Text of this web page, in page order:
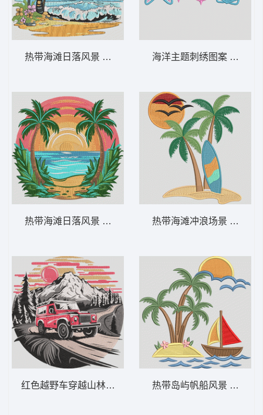
热带海滩日落风景 热带海滩日落——风景如
热带海滩日落风景 热带海滩日落 – 夏日棕
红色越野车穿越山林 越野车山日落——冒险-
海洋主题刺绣图案 简约的
热带海滩冲浪场景 海滩
热带岛屿帆船风景 热带岛